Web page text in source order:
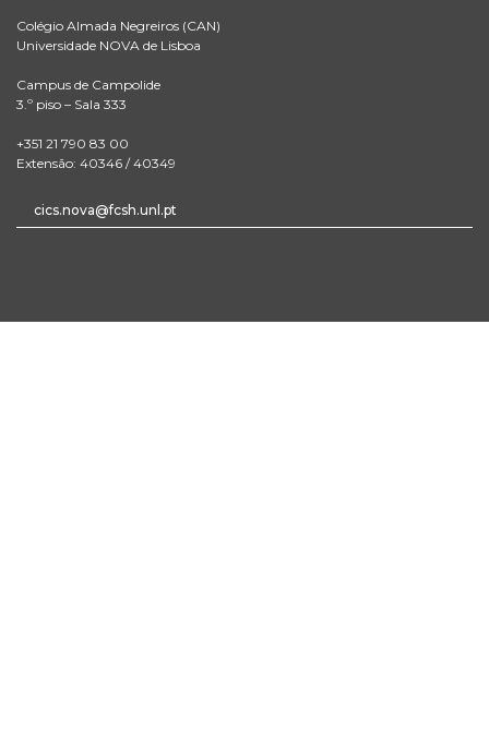
Colégio Almada Negreiros (CAN)
Universidade NOVA de Lisboa
Campus de Campolide
3.º piso – Sala 333
+351 21 790 83 00
Extensão: 40346 / 40349
cics.nova@fcsh.unl.pt